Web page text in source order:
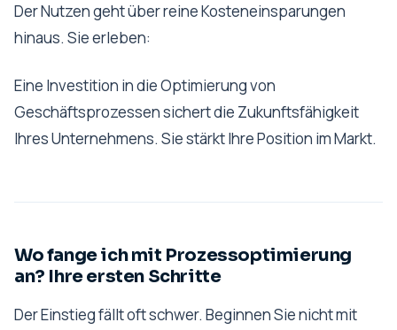
Der Nutzen geht über reine Kosteneinsparungen
hinaus. Sie erleben:
Eine Investition in die Optimierung von
Geschäftsprozessen sichert die Zukunftsfähigkeit
Ihres Unternehmens. Sie stärkt Ihre Position im Markt.
Wo fange ich mit Prozessoptimierung
an? Ihre ersten Schritte
Der Einstieg fällt oft schwer. Beginnen Sie nicht mit